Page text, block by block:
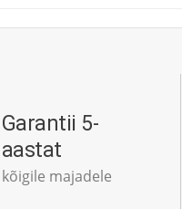
Garantii 5-
aastat
kõigile majadele